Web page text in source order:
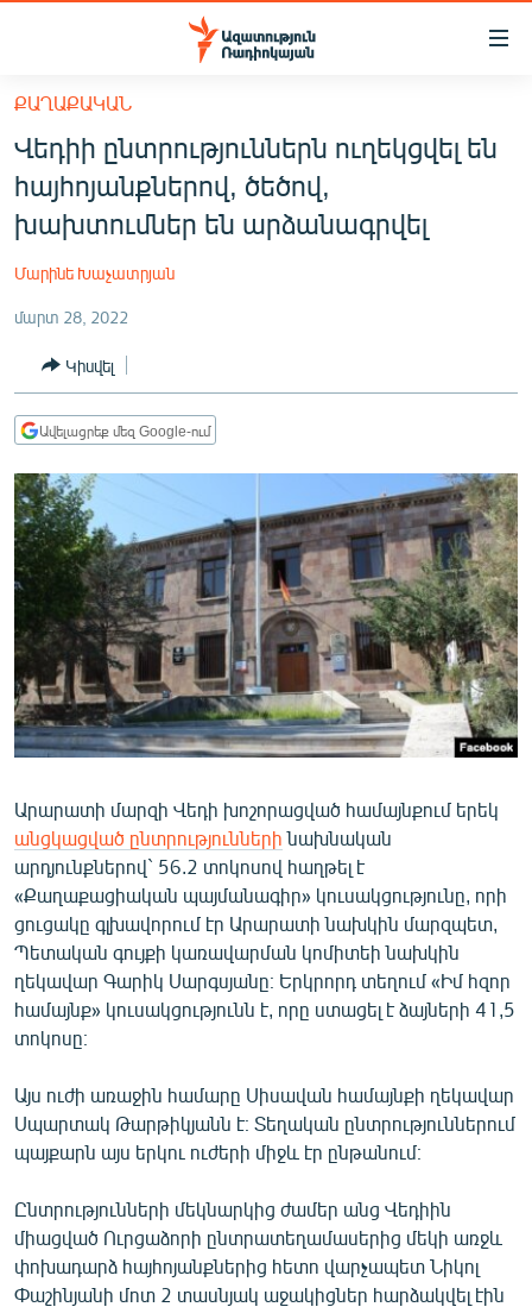
Մատչելիության
հիմնական
բովանդակությանը
Անցնել
հիմնական
մենյուին
ՀԱՅԱՍՏԱՆ
ՔԱՂԱՔԱԿԱՆ
ՏՆՏԵՍՈՒԹՅՈՒՆ
ՂԱՐԱԲԱՂ
ՏԱՐԱԾԱՇՐՋԱՆ
ՄԻՋԱԶԳԱՅԻՆ
ՄՇԱԿՈՒՅԹ
ՍՊՈՐՏ
ՄԵԿՆԱԲԱՆՈՒԹՅՈՒՆ
ՏՏ ԵՒ ԻՆՏԵՐՆԵՏ
ԱՐԽԻՎ
ՏԵՍԱՆՅՈՒԹԵՐ
ԲԱՆԱՎԵՃ
ՁԳՏԵԼՈՎ ԼԱՎԱԳՈՒՅՆԻՆ
ՓՈԴՔԱՍԹ
Հայերեն
English
Русский
ՔԱՂԱՔԱԿԱՆ
Վեդիի ընտրություններն ուղեկցվել են
հայհոյանքներով, ծեծով,
խախտումներ են արձանագրվել
Մարինե Խաչատրյան
մարտ 28, 2022
Կիսվել
Ավելացրեք մեզ Google-ում
Արարատի մարզի Վեդի խոշորացված համայնքում երեկ
անցկացված ընտրությունների նախնական
արդյունքներով` 56.2 տոկոսով հաղթել է
«Քաղաքացիական պայմանագիր» կուսակցությունը, որի
ցուցակը գլխավորում էր Արարատի նախկին մարզպետ,
Պետական գույքի կառավարման կոմիտեի նախկին
ղեկավար Գարիկ Սարգսյանը։ Երկրորդ տեղում «Իմ հզոր
համայնք» կուսակցությունն է, որը ստացել է ձայների 41,5
տոկոսը։
Այս ուժի առաջին համարը Սիսավան համայնքի ղեկավար
Սպարտակ Թարթիկյանն է։ Տեղական ընտրություններում
պայքարն այս երկու ուժերի միջև էր ընթանում։
Ընտրությունների մեկնարկից ժամեր անց Վեդիին
միացված Ուրցաձորի ընտրատեղամասերից մեկի առջև
փոխադարձ հայհոյանքներից հետո վարչապետ Նիկոլ
Փաշինյանի մոտ 2 տասնյակ աջակիցներ հարձակվել էին